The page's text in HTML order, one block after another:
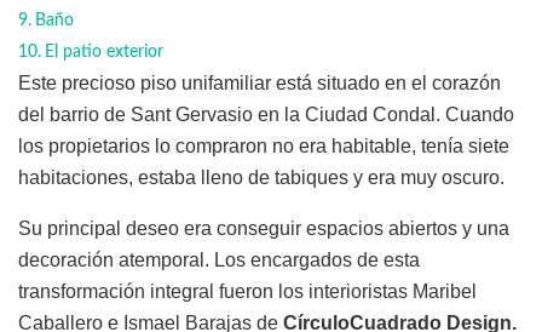
Baño
El patio exterior
Este precioso piso unifamiliar está situado en el corazón
del barrio de Sant Gervasio en la Ciudad Condal. Cuando
los propietarios lo compraron no era habitable, tenía siete
habitaciones, estaba lleno de tabiques y era muy oscuro.
Su principal deseo era conseguir espacios abiertos y una
decoración atemporal. Los encargados de esta
transformación integral fueron los interioristas Maribel
Caballero e Ismael Barajas de CírculoCuadrado Design.